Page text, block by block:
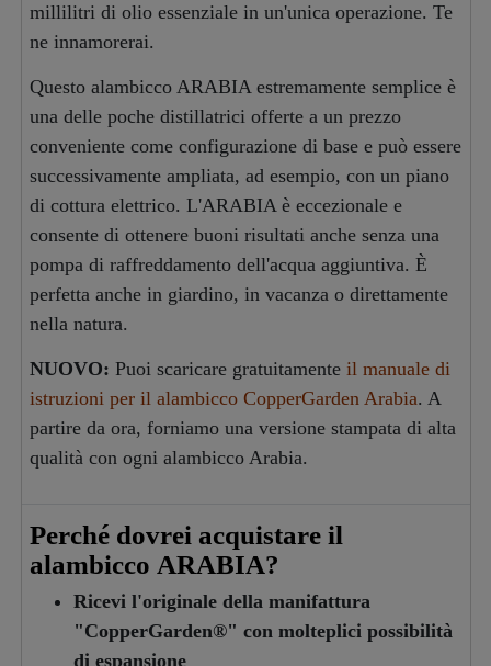
millilitri di olio essenziale in un'unica operazione. Te
ne innamorerai.
Questo alambicco ARABIA estremamente semplice è
una delle poche distillatrici offerte a un prezzo
conveniente come configurazione di base e può essere
successivamente ampliata, ad esempio, con un piano
di cottura elettrico. L'ARABIA è eccezionale e
consente di ottenere buoni risultati anche senza una
pompa di raffreddamento dell'acqua aggiuntiva. È
perfetta anche in giardino, in vacanza o direttamente
nella natura.
NUOVO: Puoi scaricare gratuitamente il manuale di
istruzioni per il alambicco CopperGarden Arabia. A
partire da ora, forniamo una versione stampata di alta
qualità con ogni alambicco Arabia.
Perché dovrei acquistare il
alambicco ARABIA?
Ricevi l'originale della manifattura
"CopperGarden®" con molteplici possibilità
di espansione